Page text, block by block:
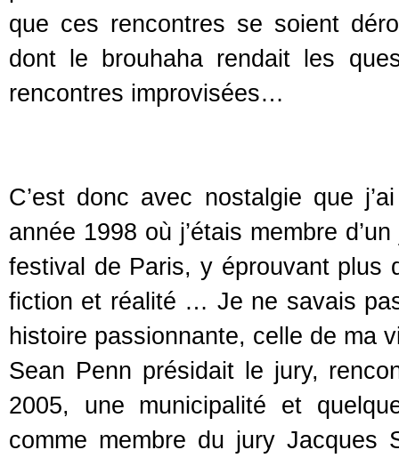
que ces rencontres se soient
dont le brouhaha rendait les
rencontres improvisées…
C’est donc avec nostalgie que
année 1998 où j’étais membre
festival de Paris, y éprouvant plus
fiction et réalité … Je ne savais
histoire passionnante, celle de ma
Sean Penn présidait le jury,
2005, une municipalité et
comme membre du jury